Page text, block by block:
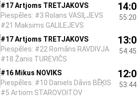
#17 Artjoms TRETJAKOVS
Piespēles: #3 Rolans VASIĻJEVS
#21 Maksims GALILEJEVS
14:0
55:20
#17 Artjoms TRETJAKOVS
Piespēles: #22 Romāns RAVDIVJA
#18 Žanis TUREVIČS
13:0
54:45
#16 Mikus NOVIKS
Piespēles: #10 Daniels Dāvis BĒĶIS
#5 Artiom STAROVOITOV
12:0
53:44